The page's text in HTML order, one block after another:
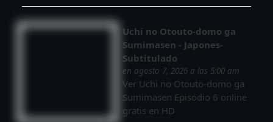
Uchi no Otouto-domo ga
Sumimasen - Japones-
Subtitulado
en agosto 7, 2026 a las 5:00 am
Ver Uchi no Otouto-domo ga
Sumimasen Episodio 6 online
gratis en HD